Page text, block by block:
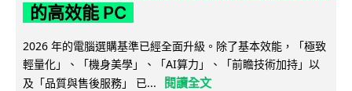
的高效能 PC
2026 年的電腦選購基準已經全面升級。除了基本效能，「極致
輕量化」、「機身美學」、「AI算力」、「前瞻技術加持」以
及「品質與售後服務」 已...
閱讀全文